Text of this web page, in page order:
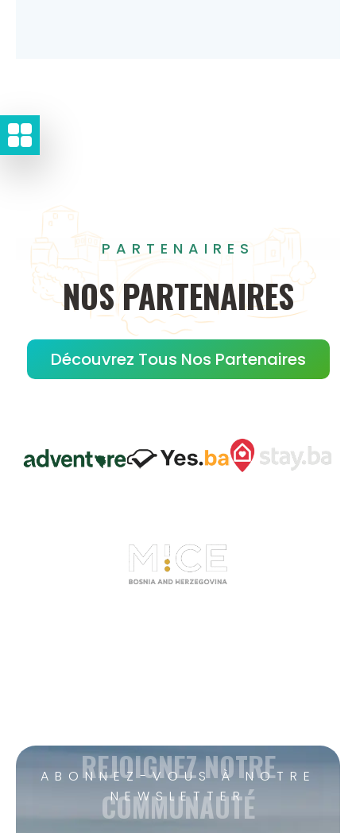
PARTENAIRES
NOS PARTENAIRES
Découvrez Tous Nos Partenaires
ABONNEZ-VOUS À NOTRE
NEWSLETTER
REJOIGNEZ NOTRE
COMMUNAUTÉ